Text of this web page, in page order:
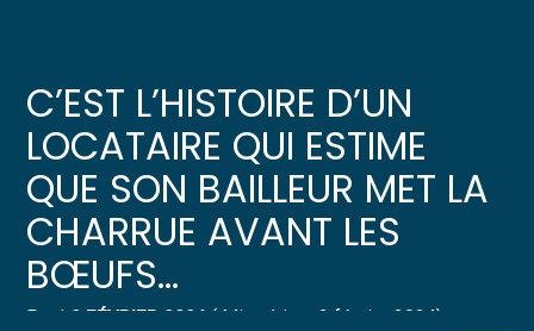
Gérer votre quotidien
Piloter votre entreprise
Développer votre entreprise
Construire votre patrimoine
Suivre votre comptabilité
Gérer vos ressources humaines
Dématérialiser vos documents
C’EST L’HISTOIRE D’UN
LOCATAIRE QUI ESTIME
QUE SON BAILLEUR MET LA
CHARRUE AVANT LES
BŒUFS…
Par | 2 FÉVRIER 2024 ( Mise à jour 2 février 2024)